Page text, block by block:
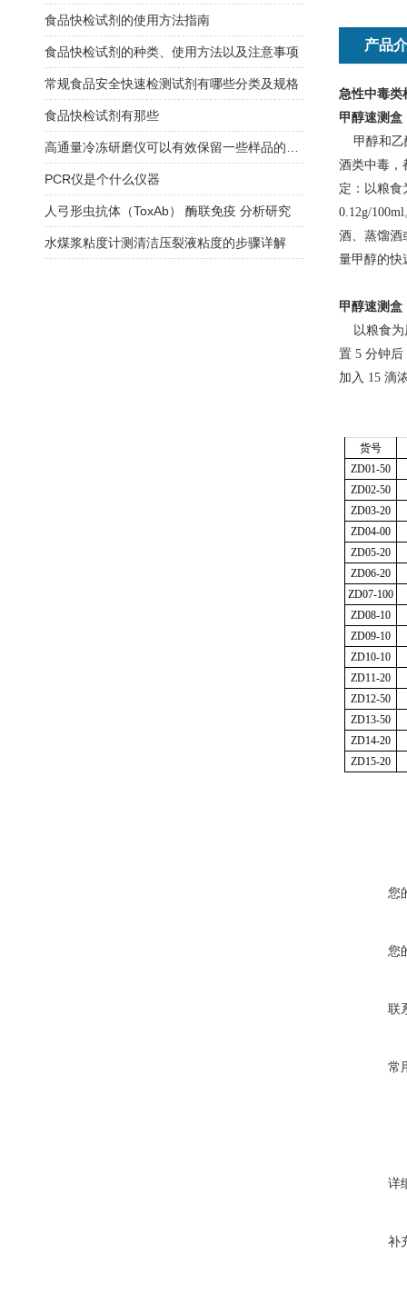
产品
急性中毒类
甲醇速测盒
甲醇和乙
酒类中毒，
定：以粮食
0.12g/
酒、蒸馏酒
量甲醇的快
甲醇速测盒
以粮食为
置 5 分钟
加入 15 滴
货号
ZD01-50
ZD02-50
ZD03-20
ZD04-00
ZD05-20
ZD06-20
ZD07-100
ZD08-10
ZD09-10
ZD10-10
ZD11-20
ZD12-50
ZD13-50
ZD14-20
ZD15-20
您
您
联
常
详
补
食品快检试剂的使用方法指南
食品快检试剂的种类、使用方法以及注意事项
常规食品安全快速检测试剂有哪些分类及规格
食品快检试剂有那些
PCR仪是个什么仪器
人弓形虫抗体（ToxAb） 酶联免疫 分析研究
水煤浆粘度计测清洁压裂液粘度的步骤详解